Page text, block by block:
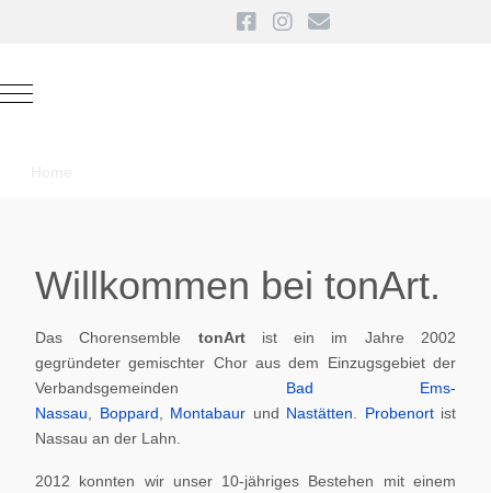
Mobile Menu Toggle
Home
Willkommen bei tonArt.
Das Chorensemble tonArt ist ein im Jahre 2002
gegründeter gemischter Chor aus dem Einzugsgebiet der
Verbandsgemeinden Bad Ems-
Nassau
Boppard Montabaur und Nastätten Probenortist
Nassau an der Lahn.
2012 konnten wir unser 10-jähriges Bestehen mit einem